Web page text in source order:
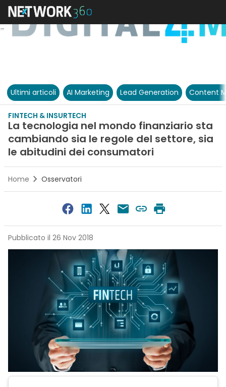
Ultimi articoli AI Marketing Lead Generation Content
FINTECH & INSURTECH
La tecnologia nel mondo finanziario sta
cambiando sia le regole del settore, sia
le abitudini dei consumatori
Home Osservatori
Pubblicato il 26 Nov 2018